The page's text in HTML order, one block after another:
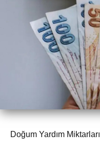
Doğum Yardım Miktarları